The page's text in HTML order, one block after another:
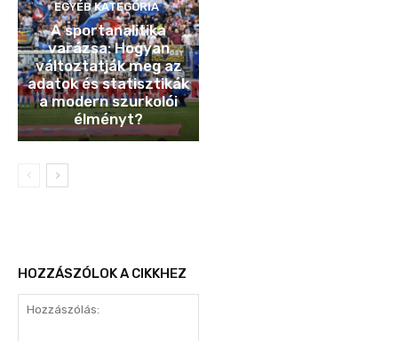
EGYÉB KATEGÓRIA
A sportanalitika
varázsa: Hogyan
változtatják meg az
adatok és statisztikák
a modern szurkolói
élményt?
HOZZÁSZÓLOK A CIKKHEZ